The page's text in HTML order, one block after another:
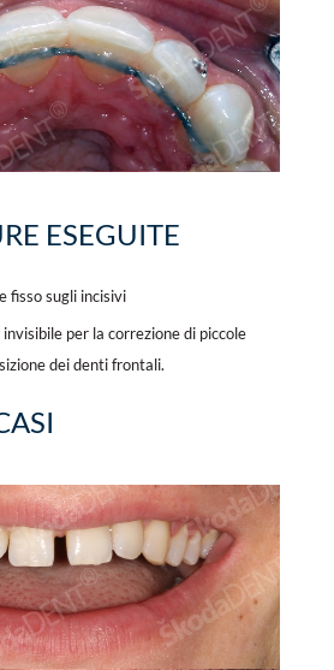
ESEGUITE
fisso sugli incisivi
per la correzione di piccole
dei denti frontali.